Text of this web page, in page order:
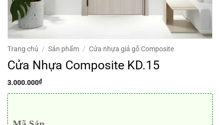
Trang chủ / Sản phẩm / Cửa nhựa giả gỗ Composite
Cửa Nhựa Composite KD.15
3.000.000₫